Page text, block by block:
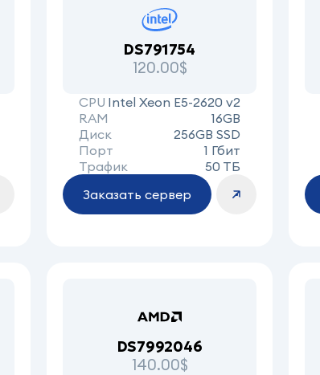
DS791754
120.00$
CPU Intel Xeon E5-2620 v2
RAM
16GB
Диск
256GB SSD
Порт
1 Гбит
Трафик
50 ТБ
Заказать сервер
DS7992046
140.00$